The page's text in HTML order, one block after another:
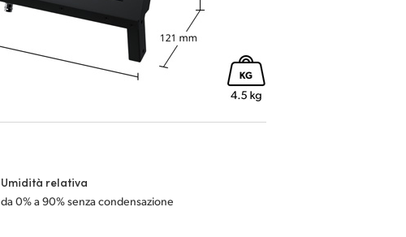
Umidità relativa
da 0% a 90% senza condensazione